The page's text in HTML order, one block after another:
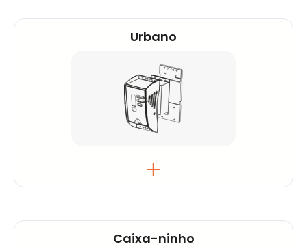
A caixa padrão é resistente às intempéries e
concebida para uso exterior. A sua forma
ambientes urbanos e naturais.
Urbano
Um revestimento reforçado
Caixa-ninho